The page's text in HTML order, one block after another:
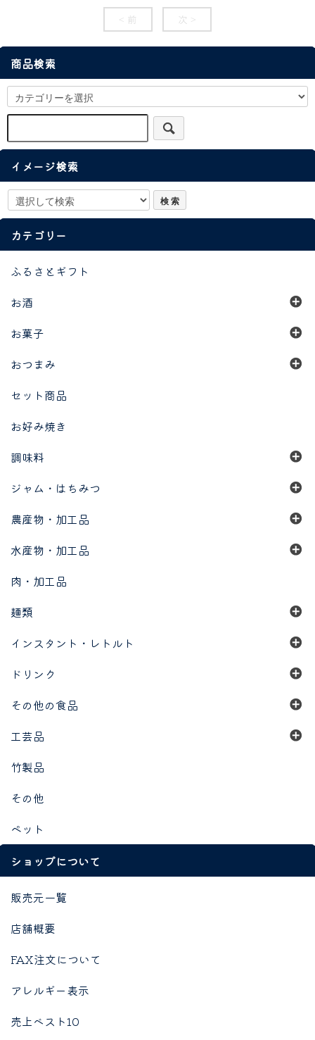
< 前
次 >
商品検索
イメージ検索
カテゴリー
ふるさとギフト
お酒
お菓子
おつまみ
セット商品
お好み焼き
調味料
ジャム・はちみつ
農産物・加工品
水産物・加工品
肉・加工品
麺類
インスタント・レトルト
ドリンク
その他の食品
工芸品
竹製品
その他
ペット
ショップについて
販売元一覧
店舗概要
FAX注文について
アレルギー表示
売上ベスト10